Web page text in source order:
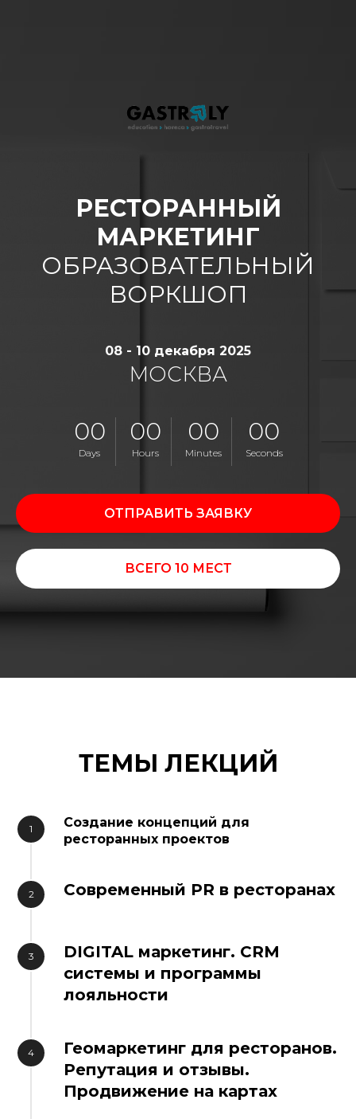
РЕСТОРАННЫЙ
МАРКЕТИНГ
ОБРАЗОВАТЕЛЬНЫЙ
ВОРКШОП
08 - 10 декабря 2025
МОСКВА
00
Days
00
Hours
00
Minutes
00
Seconds
ОТПРАВИТЬ ЗАЯВКУ
ВСЕГО 10 МЕСТ
ТЕМЫ ЛЕКЦИЙ
Создание концепций для
ресторанных проектов
Современный PR в ресторанах
DIGITAL маркетинг. CRM
системы и программы
лояльности
Геомаркетинг для ресторанов.
Репутация и отзывы.
Продвижение на картах